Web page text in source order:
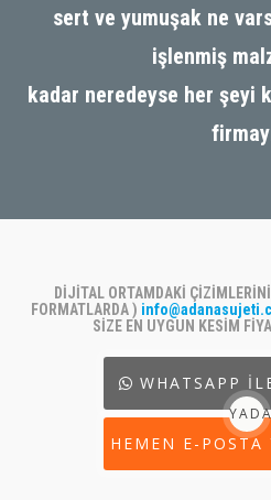
sert ve yumuşak ne
işlenmiş
kadar neredeyse her şeyi
DİJİTAL ORTAMDAKİ
FORMATLARDA )
SİZE EN UYGUN KESİM
WHATSAPP
HEMEN E-POSTA